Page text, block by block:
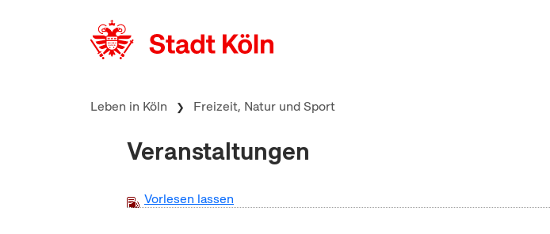
Leben in Köln Freizeit, Natur und Sport
Veranstaltungen
Vorlesen lassen